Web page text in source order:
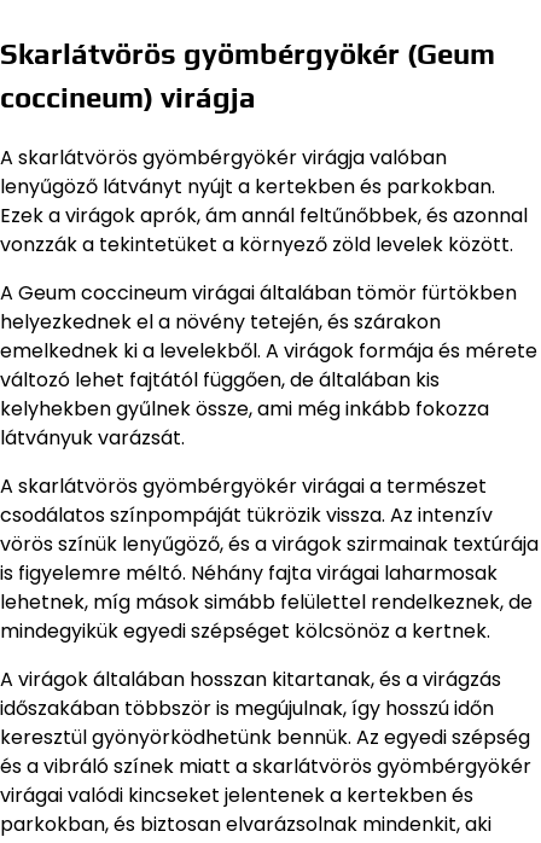
Skarlátvörös gyömbérgyökér (Geum
coccineum) virágja
A skarlátvörös gyömbérgyökér virágja valóban
lenyűgöző látványt nyújt a kertekben és parkokban.
Ezek a virágok aprók, ám annál feltűnőbbek, és azonnal
vonzzák a tekintetüket a környező zöld levelek között.
A Geum coccineum virágai általában tömör fürtökben
helyezkednek el a növény tetején, és szárakon
emelkednek ki a levelekből. A virágok formája és mérete
változó lehet fajtától függően, de általában kis
kelyhekben gyűlnek össze, ami még inkább fokozza
látványuk varázsát.
A skarlátvörös gyömbérgyökér virágai a természet
csodálatos színpompáját tükrözik vissza. Az intenzív
vörös színük lenyűgöző, és a virágok szirmainak textúrája
is figyelemre méltó. Néhány fajta virágai laharmosak
lehetnek, míg mások simább felülettel rendelkeznek, de
mindegyikük egyedi szépséget kölcsönöz a kertnek.
A virágok általában hosszan kitartanak, és a virágzás
időszakában többször is megújulnak, így hosszú időn
keresztül gyönyörködhetünk bennük. Az egyedi szépség
és a vibráló színek miatt a skarlátvörös gyömbérgyökér
virágai valódi kincseket jelentenek a kertekben és
parkokban, és biztosan elvarázsolnak mindenkit, aki